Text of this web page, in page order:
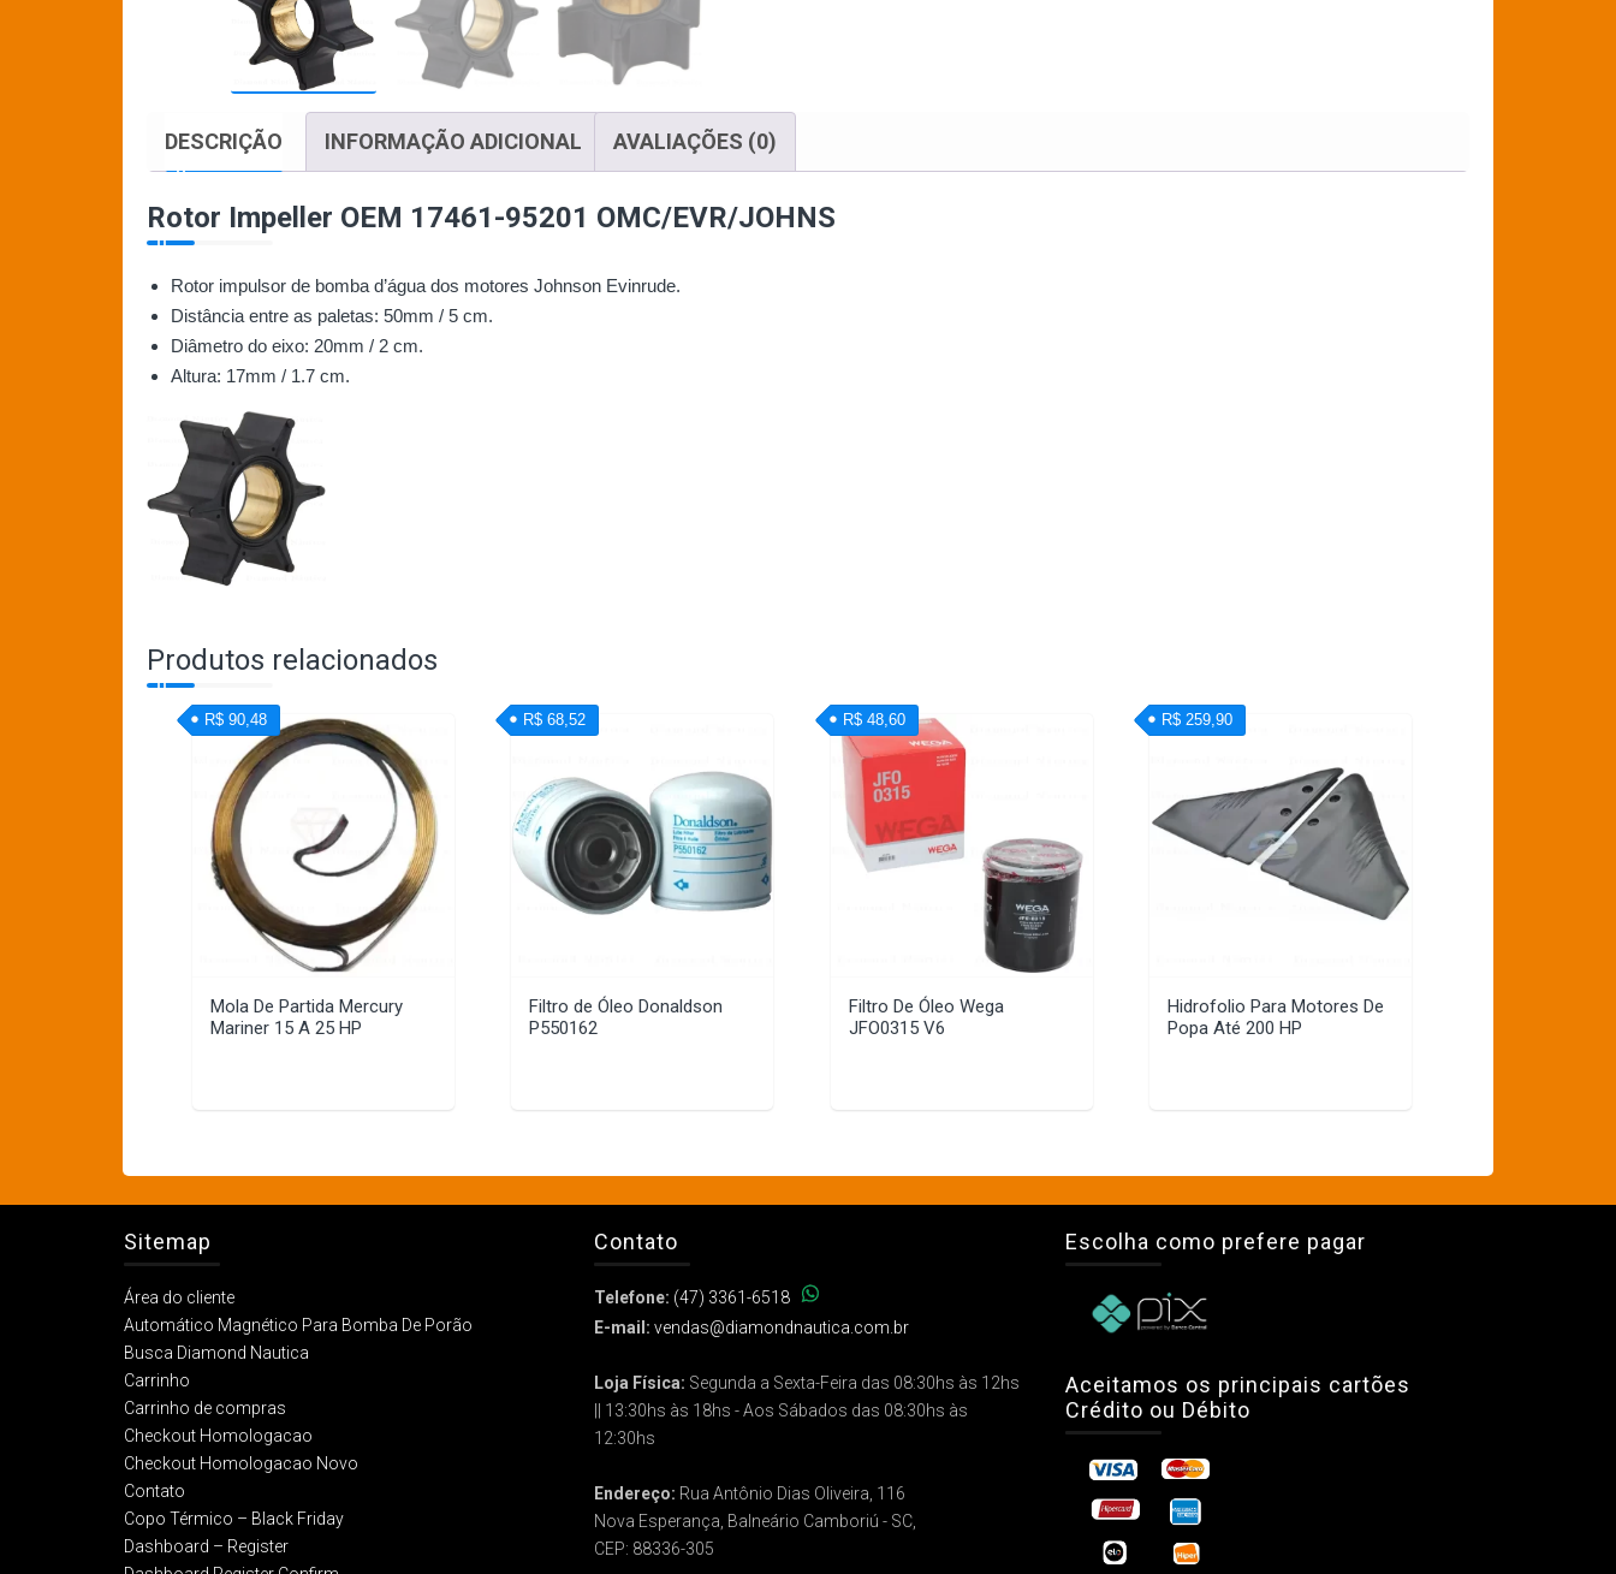
DESCRIÇÃO INFORMAÇÃO ADICIONAL AVALIAÇÕES (0)
Rotor Impeller OEM 17461-95201 OMC/EVR/JOHNS
Rotor impulsor de bomba d’água dos motores Johnson Evinrude.
Distância entre as paletas: 50mm / 5 cm.
Diâmetro do eixo: 20mm / 2 cm.
Altura: 17mm / 1.7 cm.
Produtos relacionados
Mola De Partida Mercury
Mariner 15 A 25 HP
R$ 90,48
Filtro de Óleo Donaldson
P550162
R$ 68,52
Filtro De Óleo Wega
JFO0315 V6
R$ 48,60
Hidrofolio Para Motores De
Popa Até 200 HP
R$ 259,90
Sitemap
Área do cliente
Automático Magnético Para Bomba De Porão
Busca Diamond Nautica
Carrinho
Carrinho de compras
Checkout Homologacao
Checkout Homologacao Novo
Contato
Copo Térmico – Black Friday
Dashboard – Register
Contato
Telefone: (47) 3361-6518
E-mail: vendas@diamondnautica.com.br
Loja Física: Segunda a Sexta-Feira das 08:30hs às 12hs
|| 13:30hs às 18hs - Aos Sábados das 08:30hs às
12:30hs
Endereço: Rua Antônio Dias Oliveira, 116
Nova Esperança, Balneário Camboriú - SC,
CEP: 88336-305
Escolha como prefere pagar
Aceitamos os principais cartões
Crédito ou Débito